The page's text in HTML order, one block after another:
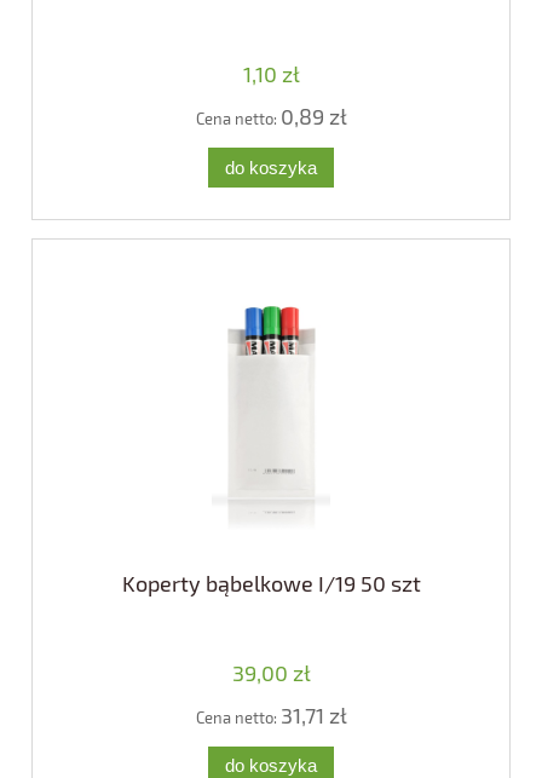
1,10 zł
Cena netto: 0,89 zł
do koszyka
Koperty bąbelkowe I/19 50 szt
39,00 zł
Cena netto: 31,71 zł
do koszyka